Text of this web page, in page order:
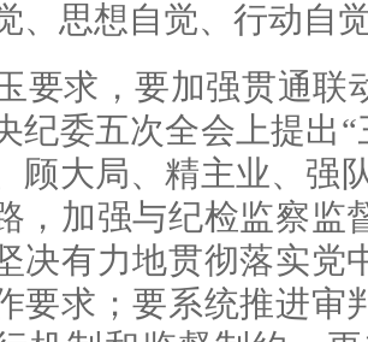
、思想自觉、行动自
要求，要加强贯通联
纪委五次全会上提出
顾大局、精主业、强
，加强与纪检监察监
决有力地贯彻落实党
要求；要系统推进审